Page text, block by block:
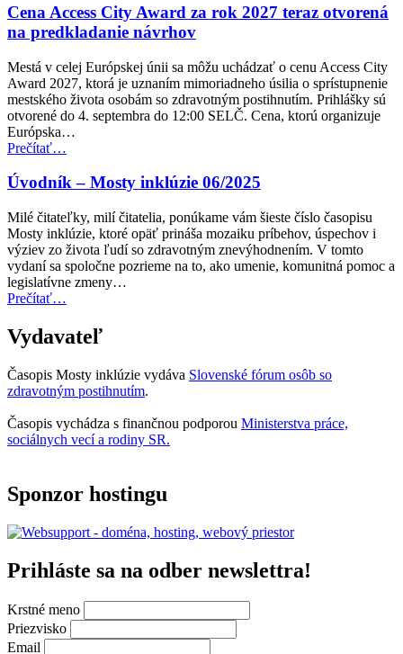
zavádza
nové
normy
pre
verejnú
dopravu”
Cena Access City Award za rok 2027 teraz otvorená
na predkladanie návrhov
Mestá v celej Európskej únii sa môžu uchádzať o cenu Access City
Award 2027, ktorá je uznaním mimoriadneho úsilia o sprístupnenie
mestského života osobám so zdravotným postihnutím. Prihlášky sú
otvorené do 4. septembra do 12:00 SELČ. Cena, ktorú organizuje
Európska…
Prečítať“Cena
City
za
rok
2027
teraz
otvorená
na
predkladanie
návrhov”
…
Úvodník – Mosty inklúzie 06/2025
Milé čitateľky, milí čitatelia, ponúkame vám šieste číslo časopisu
Mosty inklúzie, ktoré opäť prináša mozaiku príbehov, úspechov i
výziev zo života ľudí so zdravotným znevýhodnením. V tomto
vydaní sa spoločne pozrieme na to, ako umenie, komunitná pomoc a
legislatívne zmeny…
Prečítať“Úvodník
Mosty
inklúzie
…
Vydavateľ
Časopis Mosty inklúzie vydáva Slovenské fórum osôb so
zdravotným postihnutím.
Časopis vychádza s finančnou podporou Ministerstva práce,
sociálnych vecí a rodiny SR.
Sponzor hostingu
Prihláste sa na odber newslettra!
Krstné meno
Priezvisko
Email